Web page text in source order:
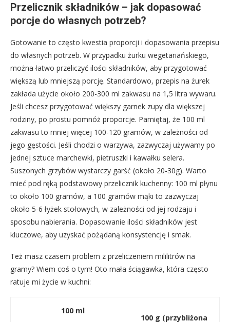
Przelicznik składników – jak dopasować
porcje do własnych potrzeb?
Gotowanie to często kwestia proporcji i dopasowania przepisu
do własnych potrzeb. W przypadku żurku wegetariańskiego,
można łatwo przeliczyć ilości składników, aby przygotować
większą lub mniejszą porcję. Standardowo, przepis na żurek
zakłada użycie około 200-300 ml zakwasu na 1,5 litra wywaru.
Jeśli chcesz przygotować większy garnek zupy dla większej
rodziny, po prostu pomnóż proporcje. Pamiętaj, że 100 ml
zakwasu to mniej więcej 100-120 gramów, w zależności od
jego gęstości. Jeśli chodzi o warzywa, zazwyczaj używamy po
jednej sztuce marchewki, pietruszki i kawałku selera.
Suszonych grzybów wystarczy garść (około 20-30g). Warto
mieć pod ręką podstawowy przelicznik kuchenny: 100 ml płynu
to około 100 gramów, a 100 gramów mąki to zazwyczaj
około 5-6 łyżek stołowych, w zależności od jej rodzaju i
sposobu nabierania. Dopasowanie ilości składników jest
kluczowe, aby uzyskać pożądaną konsystencję i smak.
Też masz czasem problem z przeliczeniem mililitrów na
gramy? Wiem coś o tym! Oto mała ściągawka, która często
ratuje mi życie w kuchni:
100 ml
100 g (przybliżona